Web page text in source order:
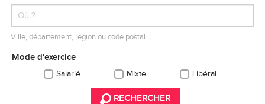
Ville, département, région ou code postal
Mode d'exercice
Salarié Mixte Libéral
RECHERCHER